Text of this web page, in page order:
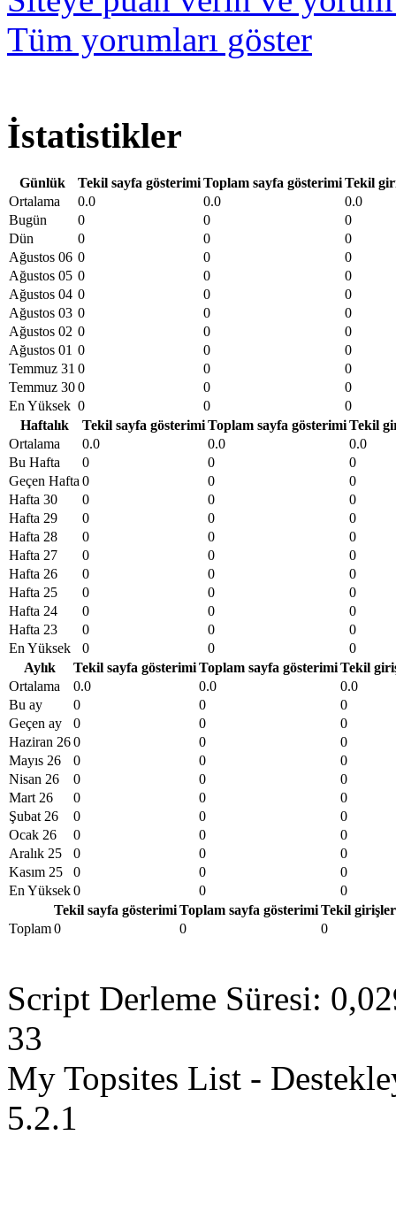
Tüm yorumları göster
İstatistikler
Günlük Tekil sayfa gösterimiToplam sayfa gösterimiTekil
Ortalama
0.0 0.0
0.0
Bugün
0 0
0
Dün
0 0
0
Ağustos 06 0 0
0
Ağustos 05 0 0
0
Ağustos 04 0 0
0
Ağustos 03 0 0
0
Ağustos 02 0 0
0
Ağustos 01 0 0
0
Temmuz 31 0 0
0
Temmuz 300 0
0
En Yüksek 0 0
0
Haftalık
Tekil sayfa gösterimiToplam sayfa gösterimiTekil
Ortalama
0.0 0.0
0.0
Bu Hafta
0 0
0
Geçen Hafta 0 0
0
Hafta 30
0 0
0
Hafta 29
0 0
0
Hafta 28
0 0
0
Hafta 27
0 0
0
Hafta 26
0 0
0
Hafta 25
0 0
0
Hafta 24
0 0
0
Hafta 23
0 0
0
En Yüksek
0 0
0
Aylık
Tekil sayfa gösterimiToplam sayfa gösterimiTekil
Ortalama
0.0 0.0
0.0
Bu ay
0 0
0
Geçen ay
0 0
0
Haziran 260 0
0
Mayıs 26
0 0
0
Nisan 26
0 0
0
Mart 26
0 0
0
Şubat 26
0 0
0
Ocak 26
0 0
0
Aralık 25
0 0
0
Kasım 25
0 0
0
En Yüksek0 0
0
Tekil sayfa gösterimiToplam sayfa gösterimiTekil girişler
Toplam0 0 0
Script Derleme Süresi:
33
My Topsites List -
5.2.1